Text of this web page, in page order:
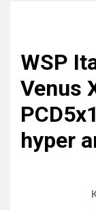
WSP
Venus
hyper